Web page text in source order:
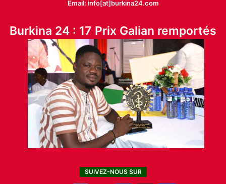
Email: info[at]burkina24.com
Burkina 24 : 17 Prix Galian remportés
SUIVEZ-NOUS SUR